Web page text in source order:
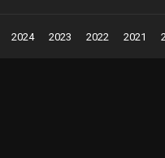
2024 2023 2022 2021